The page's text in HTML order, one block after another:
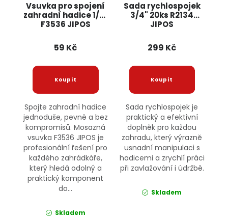
Vsuvka pro spojení
zahradní hadice 1/2"
F3536 JIPOS
59 Kč
Spojte zahradní hadice
jednoduše, pevně a bez
kompromisů. Mosazná
vsuvka F3536 JIPOS je
profesionální řešení pro
každého zahrádkáře,
který hledá odolný a
praktický komponent
do...
Skladem
Sada rychlospojek
3/4" 20ks R2134
JIPOS
299 Kč
Sada rychlospojek je
praktický a efektivní
doplněk pro každou
zahradu, který výrazně
usnadní manipulaci s
hadicemi a zrychlí práci
při zavlažování i údržbě.
Skladem